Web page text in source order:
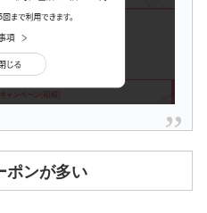
ンが多い